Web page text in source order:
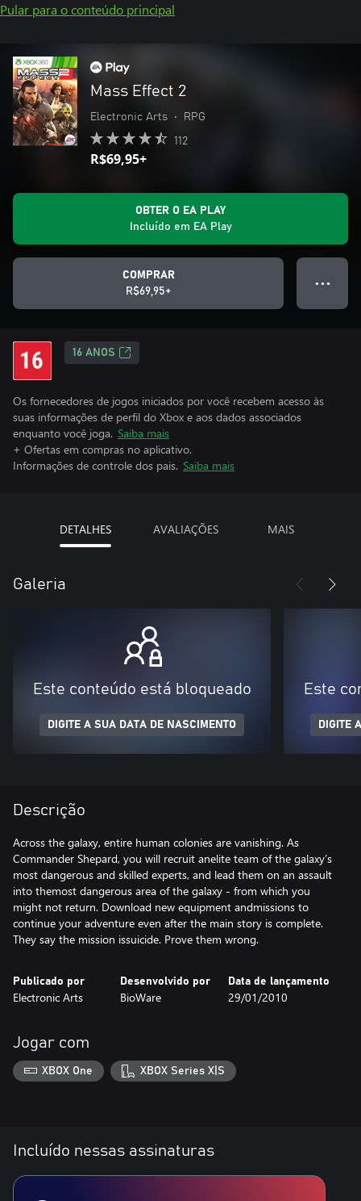
Pular para o conteúdo principal
Mass Effect 2
Electronic Arts • RPG
112
R$69,95+
OBTER O EA PLAY
Incluído em EA Play
COMPRAR
R$69,95+
● ● ●
16 ANOS
Os fornecedores de jogos iniciados por você recebem acesso às
suas informações de perfil do Xbox e aos dados associados
enquanto você joga. Saiba mais
+ Ofertas em compras no aplicativo.
Informações de controle dos pais. Saiba mais
DETALHES AVALIAÇÕES MAIS
Galeria
Este conteúdo está bloqueado
DIGITE A SUA DATA DE NASCIMENTO
Este
DIGITE
Descrição
Across the galaxy, entire human colonies are vanishing. As
Commander Shepard, you will recruit anelite team of the galaxy’s
most dangerous and skilled experts, and lead them on an assault
into themost dangerous area of the galaxy - from which you
might not return. Download new equipment andmissions to
continue your adventure even after the main story is complete.
They say the mission issuicide. Prove them wrong.
Publicado por
Electronic Arts
Desenvolvido por
BioWare
Data de lançamento
29/01/2010
Jogar com
XBOX One XBOX Series X|S
Incluído nessas assinaturas